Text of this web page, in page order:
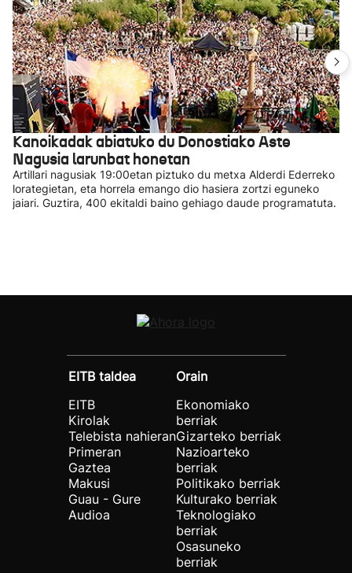
Kanoikadak abiatuko du Donostiako Aste
Nagusia larunbat honetan
Artillari nagusiak 19:00etan piztuko du metxa Alderdi Ederreko
lorategietan, eta horrela emango dio hasiera zortzi eguneko
jaiari. Guztira, 400 ekitaldi baino gehiago daude programatuta.
EITB taldea
EITB
Kirolak
Telebista nahieran
Primeran
Gaztea
Makusi
Guau - Gure
Audioa
Orain
Ekonomiako
berriak
Gizarteko berriak
Nazioarteko
berriak
Politikako berriak
Kulturako berriak
Teknologiako
berriak
Osasuneko
berriak